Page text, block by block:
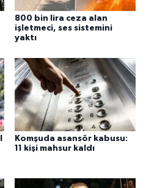
800 bin lira ceza alan
işletmeci, ses sistemini
yaktı
Komşuda asansör kabusu:
11 kişi mahsur kaldı